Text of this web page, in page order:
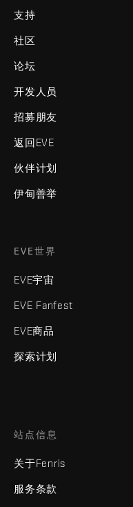
支持
社区
论坛
开发人员
招募朋友
返回EVE
伙伴计划
伊甸善举
EVE世界
EVE宇宙
EVE Fanfest
EVE商品
探索计划
站点信息
关于Fenris
服务条款